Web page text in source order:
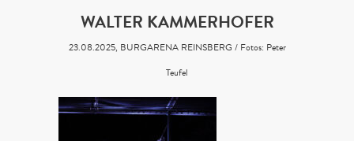
WALTER KAMMERHOFER
23.08.2025, BURGARENA REINSBERG / Fotos: Peter
Teufel